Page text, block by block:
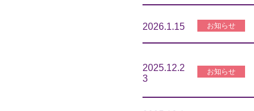
2026.1.15 お知らせ
2025.12.2
3
お知らせ